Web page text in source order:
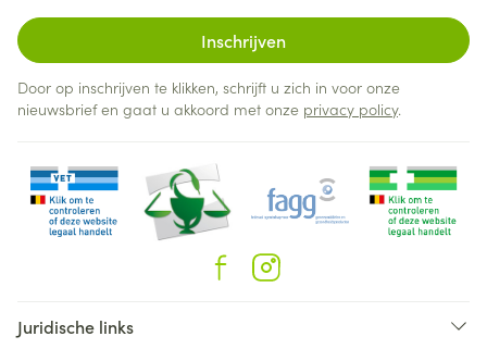
Inschrijven
Door op inschrijven te klikken, schrijft u zich in voor onze
nieuwsbrief en gaat u akkoord met onze privacy policy.
Juridische links